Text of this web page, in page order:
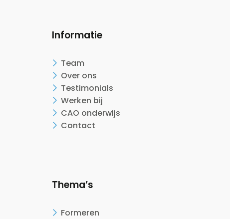
Informatie
Team
Over ons
Testimonials
Werken bij
CAO onderwijs
Contact
Thema’s
Formeren